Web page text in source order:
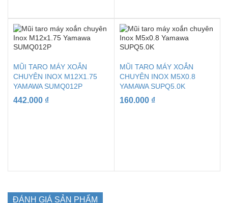
MŨI TARO MÁY XOẮN
CHUYÊN INOX M12X1.75
YAMAWA SUMQ012P
442.000 ₫
MŨI TARO MÁY XOẮN
CHUYÊN INOX M5X0.8
YAMAWA SUPQ5.0K
160.000 ₫
ĐÁNH GIÁ SẢN PHẨM